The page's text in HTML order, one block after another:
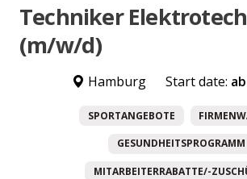
Techniker
(m/w/d)
Hamburg Start date:
SPORTANGEBOTE
GESUNDHEITSPROGRAMM
MITARBEITERRABATTE/-